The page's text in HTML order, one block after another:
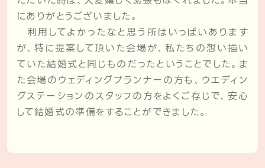
にありがとうございました。
利用してよかったなと思う所はいっぱいあります
が、特に提案して頂いた会場が、私たちの想い描い
ていた結婚式と同じものだったということでした。ま
た会場のウェディングプランナーの方も、ウエディン
グステーションのスタッフの方をよくご存じで、安心
して結婚式の準備をすることができました。